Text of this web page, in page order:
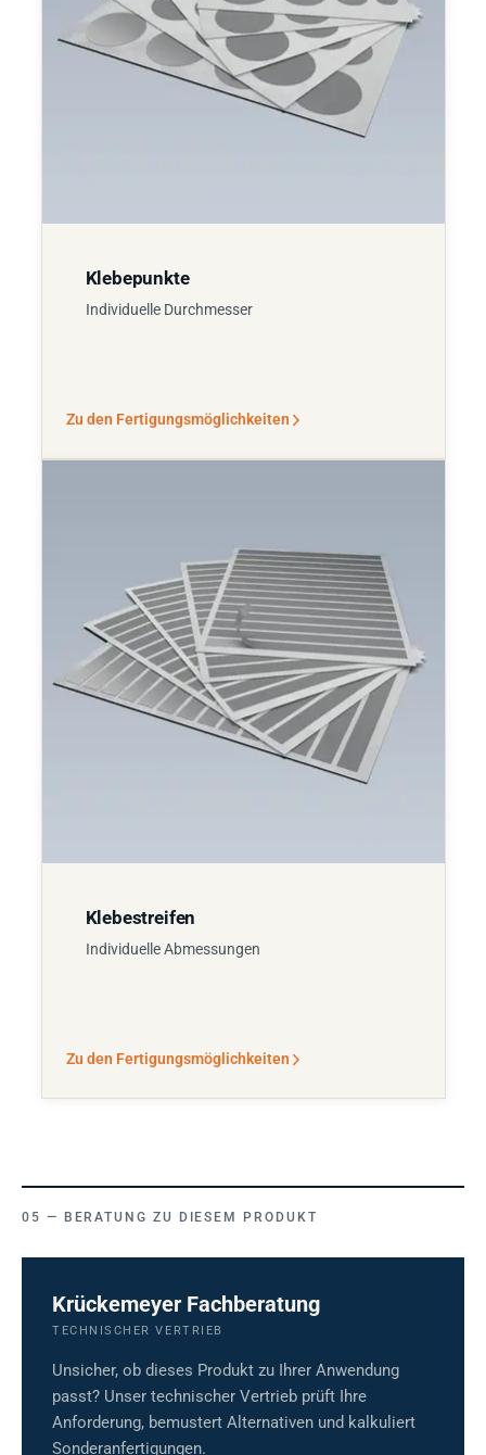
Klebepunkte
Individuelle Durchmesser
Zu den Fertigungsmöglichkeiten
Klebestreifen
Individuelle Abmessungen
Zu den Fertigungsmöglichkeiten
BERATUNG ZU DIESEM PRODUKT
Krückemeyer Fachberatung
TECHNISCHER VERTRIEB
Unsicher, ob dieses Produkt zu Ihrer Anwendung
passt? Unser technischer Vertrieb prüft Ihre
Anforderung, bemustert Alternativen und kalkuliert
Sonderanfertigungen.